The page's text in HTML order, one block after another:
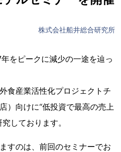
株式会社船井総合研究所
をピークに減少の一途を辿っ
食産業活性化プロジェクトチ
）向けに“低投資で最高の売上
しております。
すのは、前回のセミナーでお